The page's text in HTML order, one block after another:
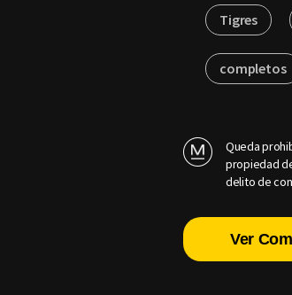
Tigres
completos
Queda
propiedad
delito de
Ver